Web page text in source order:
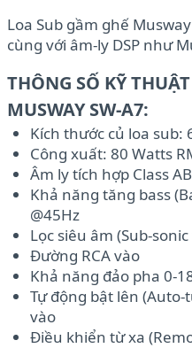
Loa Sub gầm ghế
cùng với âm-ly DSP như
THÔNG SỐ KỸ
MUSWAY SW-A7:
Kích thước củ loa sub:
Công xuất: 80 Watts
Âm ly tích hợp Class AB
Khả năng tăng bass
@45Hz
Lọc siêu âm (Sub-
Đường RCA vào
Khả năng đảo pha 0-
Tự động bật lên
vào
Điều khiển từ xa